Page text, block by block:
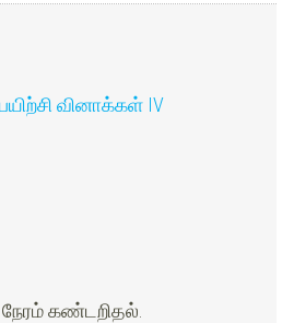
வினாக்கள் IV
கண்டறிதல்.